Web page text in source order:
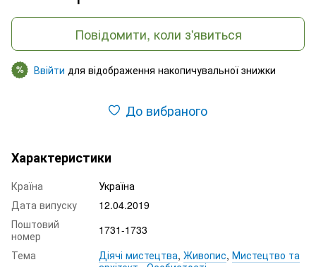
Повідомити, коли з'явиться
% Ввійти для відображення накопичувальної знижки
До вибраного
Характеристики
Країна
Україна
Дата випуску
12.04.2019
Поштовий
номер
1731-1733
Тема
Діячі мистецтва, Живопис, Мистецтво та